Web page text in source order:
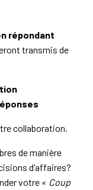
répondant
transmis de
collaboration.
de manière
d’affaires?
votre « Coup